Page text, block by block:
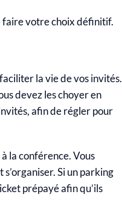
votre choix définitif.
la vie de vos invités.
devez les choyer en
afin de régler pour
la conférence. Vous
Si un parking
prépayé afin qu’ils